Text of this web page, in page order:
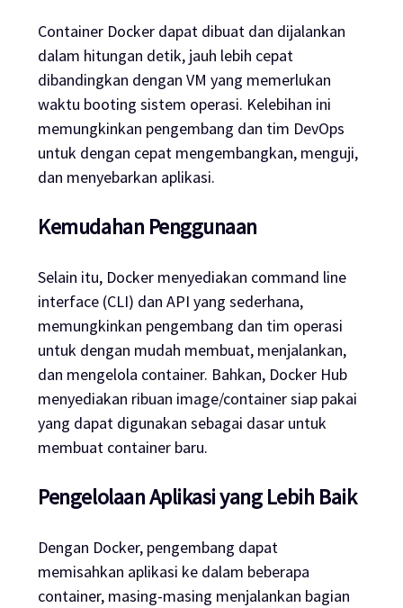
Container Docker dapat dibuat dan dijalankan
dalam hitungan detik, jauh lebih cepat
dibandingkan dengan VM yang memerlukan
waktu booting sistem operasi. Kelebihan ini
memungkinkan pengembang dan tim DevOps
untuk dengan cepat mengembangkan, menguji,
dan menyebarkan aplikasi.
Kemudahan Penggunaan
Selain itu, Docker menyediakan command line
interface (CLI) dan API yang sederhana,
memungkinkan pengembang dan tim operasi
untuk dengan mudah membuat, menjalankan,
dan mengelola container. Bahkan, Docker Hub
menyediakan ribuan image/container siap pakai
yang dapat digunakan sebagai dasar untuk
membuat container baru.
Pengelolaan Aplikasi yang Lebih Baik
Dengan Docker, pengembang dapat
memisahkan aplikasi ke dalam beberapa
container, masing-masing menjalankan bagian